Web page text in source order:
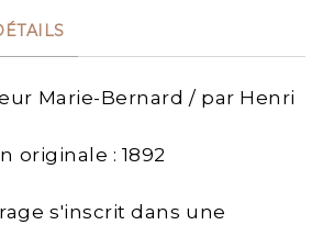
Marie-Bernard / par Henri
originale : 1892
s'inscrit dans une